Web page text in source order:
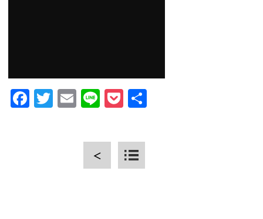
CLOSE
Facebook
Twitter
Email
LinePocket
＜